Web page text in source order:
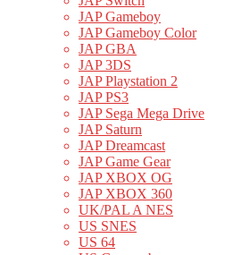
JAP Gameboy
JAP Gameboy Color
JAP GBA
JAP 3DS
JAP Playstation 2
JAP PS3
JAP Sega Mega Drive
JAP Saturn
JAP Dreamcast
JAP Game Gear
JAP XBOX OG
JAP XBOX 360
UK/PAL A NES
US SNES
US 64